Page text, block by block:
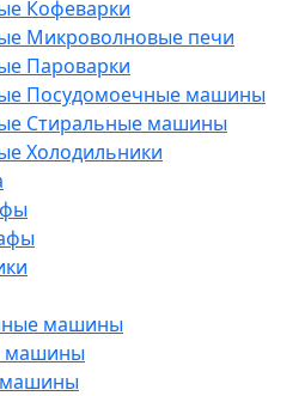
Кофеварки
Микроволновые печи
Пароварки
Посудомоечные машины
Стиральные машины
Холодильники
машины
машины